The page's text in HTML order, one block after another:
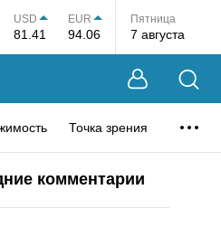
USD
81.41
EUR
94.06
Пятница
7 августа
Точка зрения
комментарии